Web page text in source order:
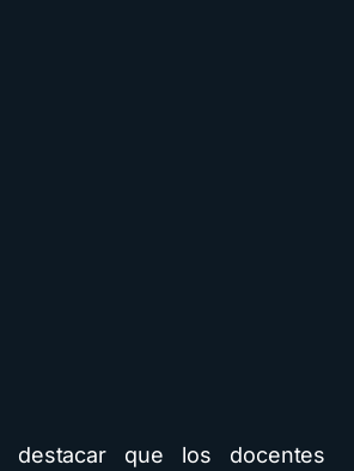
destacar que los docentes